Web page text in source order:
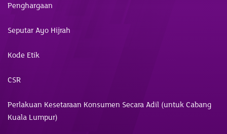
Penghargaan
Seputar Ayo Hijrah
Kode Etik
CSR
Perlakuan Kesetaraan Konsumen Secara Adil (untuk Cabang
Kuala Lumpur)